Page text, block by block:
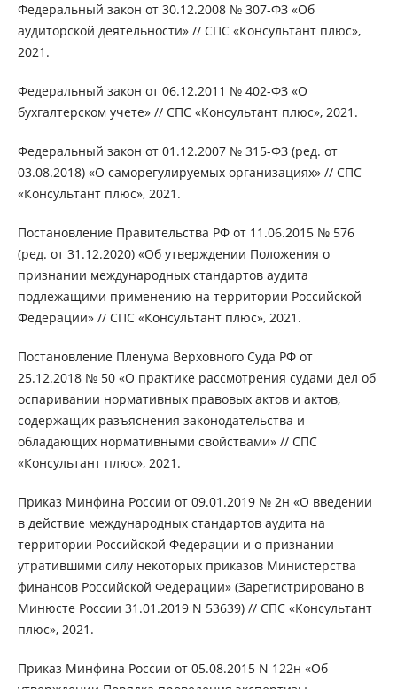
Федеральный закон от 30.12.2008 № 307-ФЗ «Об
аудиторской деятельности» // СПС «Консультант плюс»,
2021.
Федеральный закон от 06.12.2011 № 402-ФЗ «О
бухгалтерском учете» // СПС «Консультант плюс», 2021.
Федеральный закон от 01.12.2007 № 315-ФЗ (ред. от
03.08.2018) «О саморегулируемых организациях» // СПС
«Консультант плюс», 2021.
Постановление Правительства РФ от 11.06.2015 № 576
(ред. от 31.12.2020) «Об утверждении Положения о
признании международных стандартов аудита
подлежащими применению на территории Российской
Федерации» // СПС «Консультант плюс», 2021.
Постановление Пленума Верховного Суда РФ от
25.12.2018 № 50 «О практике рассмотрения судами дел об
оспаривании нормативных правовых актов и актов,
содержащих разъяснения законодательства и
обладающих нормативными свойствами» // СПС
«Консультант плюс», 2021.
Приказ Минфина России от 09.01.2019 № 2н «О введении
в действие международных стандартов аудита на
территории Российской Федерации и о признании
утратившими силу некоторых приказов Министерства
финансов Российской Федерации» (Зарегистрировано в
Минюсте России 31.01.2019 N 53639) // СПС «Консультант
плюс», 2021.
Приказ Минфина России от 05.08.2015 N 122н «Об